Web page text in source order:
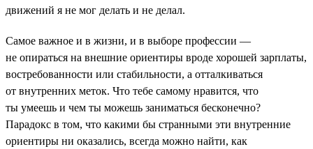
движений я не мог делать и не делал.
Самое важное и в жизни, и в выборе профессии —
не опираться на внешние ориентиры вроде хорошей зарплаты,
востребованности или стабильности, а отталкиваться
от внутренних меток. Что тебе самому нравится, что
ты умеешь и чем ты можешь заниматься бесконечно?
Парадокс в том, что какими бы странными эти внутренние
ориентиры ни оказались, всегда можно найти, как